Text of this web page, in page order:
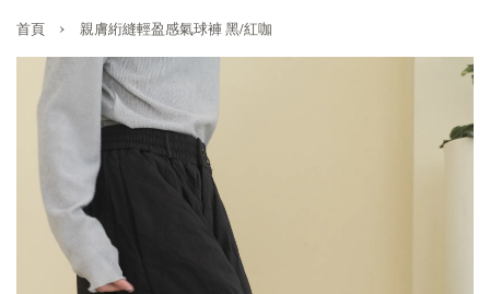
首頁 › 親膚絎縫輕盈感氣球褲 黑/紅咖